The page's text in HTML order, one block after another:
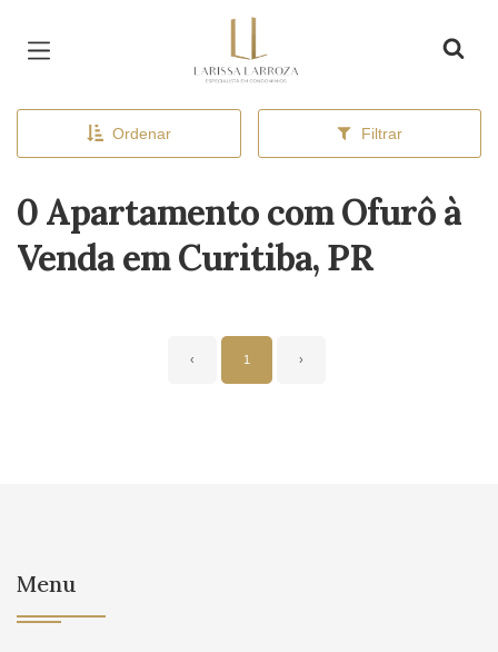
Ordenar Filtrar
0 Apartamento com Ofurô à
Venda em Curitiba, PR
‹ 1 ›
Menu